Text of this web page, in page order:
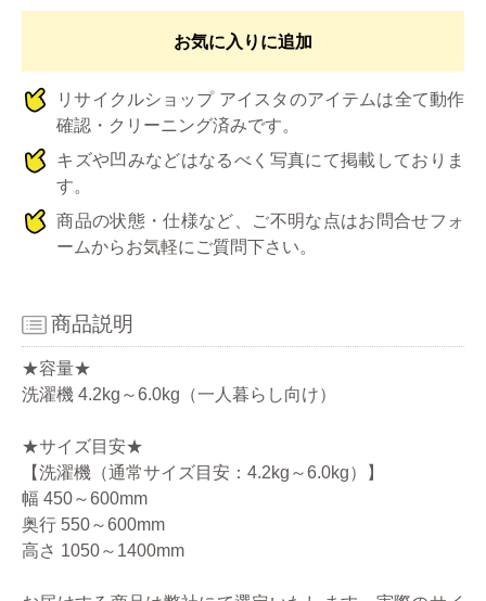
お気に入りに追加
リサイクルショップ アイスタのアイテムは全て動作
確認・クリーニング済みです。
キズや凹みなどはなるべく写真にて掲載しておりま
す。
商品の状態・仕様など、ご不明な点はお問合せフォ
ームからお気軽にご質問下さい。
商品説明
★容量★
洗濯機 4.2kg～6.0kg（一人暮らし向け）
★サイズ目安★
【洗濯機（通常サイズ目安：4.2kg～6.0kg）】
幅 450～600mm
奥行 550～600mm
高さ 1050～1400mm